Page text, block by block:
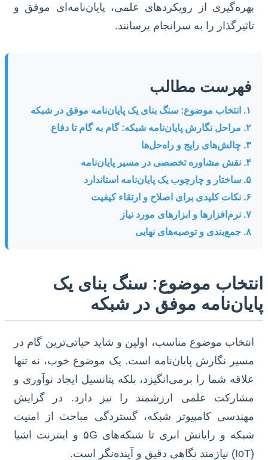
بهره‌گیری از رویکردهای علمی، پایان‌نامه‌ای موفق و
تاثیرگذار را به سرانجام برسانند.
فهرست مطالب
۱. انتخاب موضوع: سنگ بنای یک پایان‌نامه موفق در شبکه
۲. مراحل نگارش پایان‌نامه شبکه: گام به گام تا دفاع
۳. چالش‌های رایج و راه‌حل‌ها
۴. نقش مشاوره تخصصی در مسیر پایان‌نامه
۵. ساختار و چارچوب یک پایان‌نامه استاندارد
۶. نکات کلیدی برای اصلاح و ارتقاء کیفیت
۷. نرم‌افزارها و ابزارهای مورد نیاز
۸. جمع‌بندی و توصیه‌های نهایی
انتخاب موضوع: سنگ بنای یک
پایان‌نامه موفق در شبکه
انتخاب موضوع مناسب، اولین و شاید حیاتی‌ترین گام در
مسیر نگارش پایان‌نامه است. یک موضوع خوب، نه تنها
علاقه شما را برمی‌انگیزد، بلکه پتانسیل ایجاد نوآوری و
مشارکت علمی ارزشمند را نیز دارد. در گرایش
مهندسی کامپیوتر شبکه، گستردگی مباحث از امنیت
شبکه و رایانش ابری تا شبکه‌های ۵G و اینترنت اشیا
(IoT) نیازمند نگاهی دقیق و آینده‌نگر است.